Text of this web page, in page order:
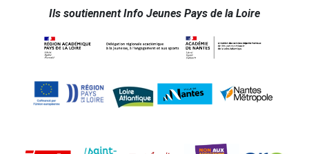
Ils soutiennent Info Jeunes Pays de la Loire